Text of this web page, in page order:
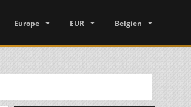
Europe EUR Belgien